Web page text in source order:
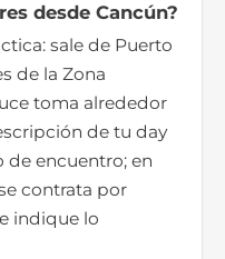
desde Cancún?
sale de Puerto
de la Zona
toma alrededor
de tu day
de encuentro; en
contrata por
indique lo